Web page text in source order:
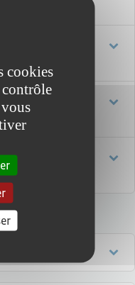
l'étranger
refaire une
cookies